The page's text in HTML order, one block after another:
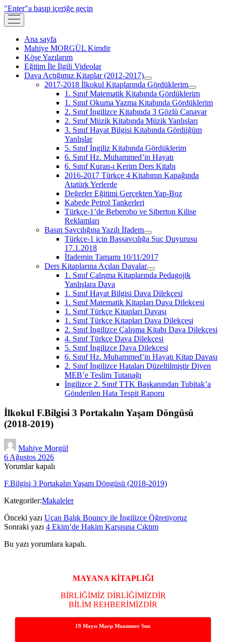
"Enter"a basıp içeriğe geçin
menüyü
aç
Ana sayfa
Mahiye MORGÜL Kimdir
Köşe Yazılarım
Eğitim İle İlgili Videolar
Dava Açtığımız Kitaplar (2012-2017)
menüyü
aç
2017-2018 İlkokul Kitaplarında Gördüklerim
menüyü
aç
1. Sınıf Matematik Kitabında Gördüklerim
1. Sınıf Okuma Yazma Kitabında Gördüklerim
2. Sınıf İngilizce Kitabında 3 Gözlü Canavar
2. Sınıf Müzik Kitabında Müzik Yanlışları
3. Sınıf Hayat Bilgisi Kitabında Gördüğüm
Yanlışlar
5. Sınıf İngiliz Kitabında Gördüklerim
6. Sınıf Hz. Muhammed’in Hayatı
6. Sınıf Kuran-ı Kerim Ders Kitabı
2016-2017 Türkçe 4 Kitabının Kapağında
Atatürk Yerlerde
Değerler Eğitimi Gerçekten Yap-Boz
Kabede Petrol Tankerleri
Türkçe-1’de Beberobo ve Siberton Kilise
Reklamları
Basın Savcılığına Yazılı İfadem
menüyü
aç
Türkçe-1 için Başsavcılığa Suç Duyurusu
17.1.2018
İfademin Tamamı 10/11/2017
Ders Kitaplarına Açılan Davalar
menüyü
aç
1. Sınıf Çalışma Kitaplarında Pedagojik
Yanlışlara Dava
1. Sınıf Hayat Bilgisi Dava Dilekçesi
1. Sınıf Matematik Kitapları Dava Dilekçesi
1. Sınıf Türkçe Kitapları Davası
1. Sınıf Türkçe Kitapları Dava Dilekçesi
2. Sınıf İngilizce Çalışma Kitabı Dava Dilekçesi
4. Sınıf Türkçe Dava Dilekçesi
5. Sınıf İngilizce Dava Dilekçesi
6. Sınıf Hz. Muhammed’in Hayatı Kitap Davası
2. Sınıf İngilizce Hataları Düzeltilmiştir Diyen
MEB’e Teslim Tutanağı
İngilizce 2. Sınıf TTK Başkanından Tubitak’a
Gönderilen Hata Tespit Raporu
İlkokul F.Bilgisi 3 Portakalın Yaşam Döngüsü
(2018-2019)
Mahiye Morgül
6 Ağustos 2026
Yorumlar kapalı
F.Bilgisi 3 Portakalın Yaşam Döngüsü (2018-2019)
Kategoriler:Makaleler
Önceki yazı Uçan Balık Bouncy ile İngilizce Öğretiyoruz
Sonraki yazı 4 Ekim’de Hakim Karşısına Çıktım
Bu yazı yorumlara kapalı.
MAYANA KİTAPLIĞI
BİRLİĞİMİZ DİRLİĞİMİZDİR
BİLİM REHBERİMİZDİR
19 Mayıs Marşı Muammer Sun